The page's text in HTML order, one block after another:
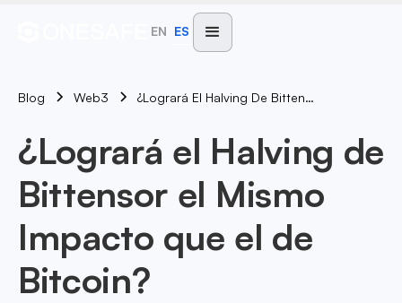
EN ES
Blog Web3 ¿Logrará El Halving De Bittensor El Mismo Impacto Que El De Bitcoin?
¿Logrará el Halving de
Bittensor el Mismo
Impacto que el de
Bitcoin?